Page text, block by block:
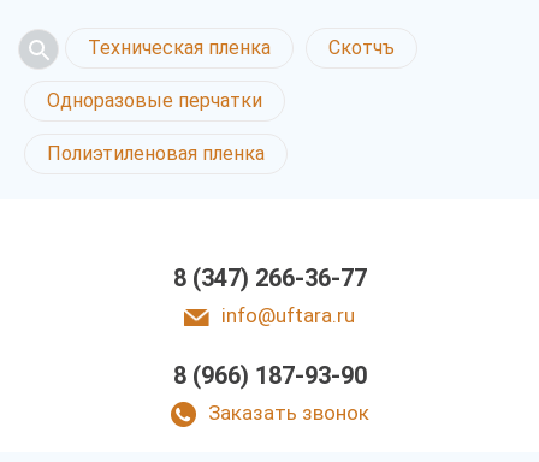
Техническая пленка Скотчъ
Одноразовые перчатки
Полиэтиленовая пленка
8 (347) 266-36-77
info@uftara.ru
8 (966) 187-93-90
Заказать звонок